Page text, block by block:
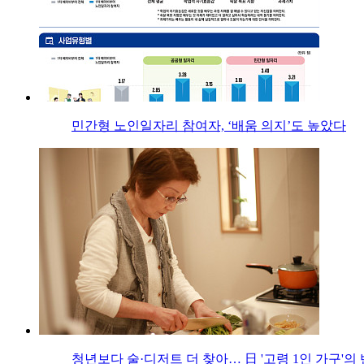
민간형 노인일자리 참여자, ‘배움 의지’도 높았다
청년보다 술·디저트 더 찾아… 日 '고령 1인 가구'의